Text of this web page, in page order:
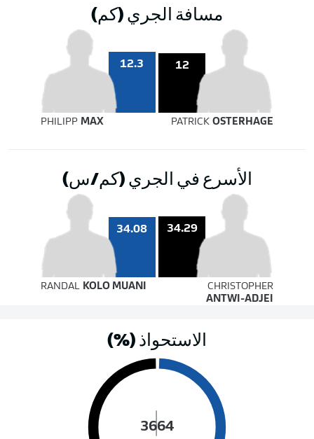
مسافة الجري (كم)
12
12.3
PHILIPP MAX PATRICKOSTERHAGE
الأسرع في الجري (كم/س)
34.29
34.08
RANDAL KOLO MUANI
CHRISTOPHER
ANTWI-ADJEI
الاستحواذ (%)
64
36